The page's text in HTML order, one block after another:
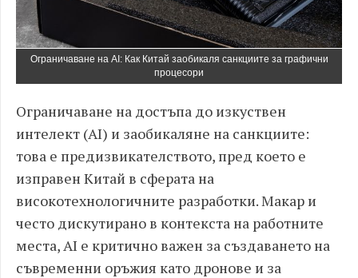
Ограничаване на AI: Как Китай заобикаля санкциите за графични
процесори
Ограничаване на достъпа до изкуствен
интелект (AI) и заобикаляне на санкциите:
това е предизвикателството, пред което е
изправен Китай в сферата на
високотехнологичните разработки. Макар и
често дискутирано в контекста на работните
места, AI е критично важен за създаването на
съвременни оръжия като дронове и за